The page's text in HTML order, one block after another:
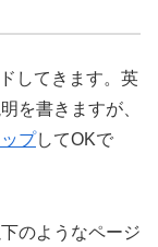
してきます。英
を書きますが、
プしてOKで
のようなページ